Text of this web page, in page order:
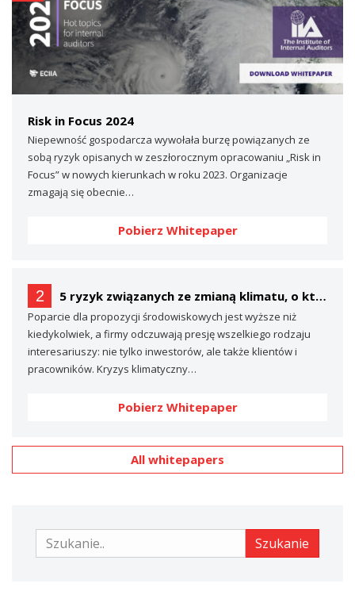
Risk in Focus 2024
Niepewność gospodarcza wywołała burzę powiązanych ze
sobą ryzyk opisanych w zeszłorocznym opracowaniu „Risk in
Focus” w nowych kierunkach w roku 2023. Organizacje
zmagają się obecnie…
Pobierz Whitepaper
2 5 ryzyk związanych ze zmianą klimatu, o których prawdopodobnie nie mówisz… (a powinieneś)
Poparcie dla propozycji środowiskowych jest wyższe niż
kiedykolwiek, a firmy odczuwają presję wszelkiego rodzaju
interesariuszy: nie tylko inwestorów, ale także klientów i
pracowników. Kryzys klimatyczny…
Pobierz Whitepaper
All whitepapers
Szukanie Szukanie